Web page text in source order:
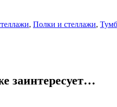
, Полки и стеллажи,
заинтересует…